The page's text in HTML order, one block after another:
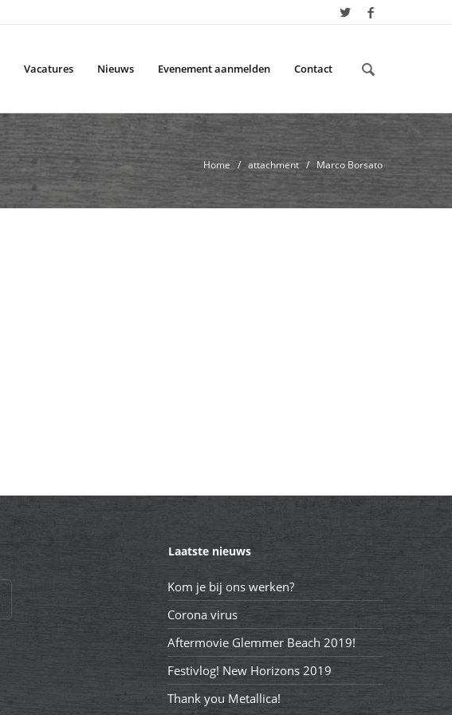
Vacatures Nieuws Evenement aanmelden Contact
Home / attachment / Marco Borsato
Laatste nieuws
Kom je bij ons werken?
Corona virus
Aftermovie Glemmer Beach 2019!
Festivlog! New Horizons 2019
Thank you Metallica!